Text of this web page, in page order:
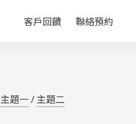
客戶回饋 聯絡預約
主題一/主題二